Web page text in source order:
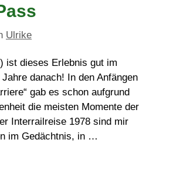
Ulrike
ist dieses Erlebnis gut im
danach! In den Anfängen
gab es schon aufgrund
die meisten Momente der
Interrailreise 1978 sind mir
im Gedächtnis, in …